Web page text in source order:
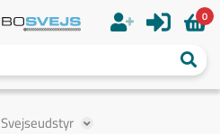
0
Svejseudstyr